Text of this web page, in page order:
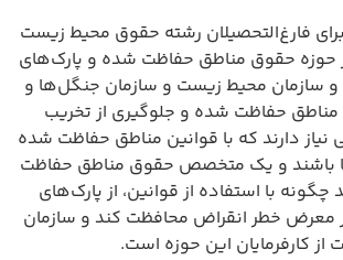
فارغ‌التحصیلان رشته حقوق محیط زیست
حوزه حقوق مناطق حفاظت شده و پارک‌های
سازمان محیط زیست و سازمان جنگل‌ها و
مناطق حفاظت شده و جلوگیری از تخریب
دارند که با قوانین مناطق حفاظت شده
باشند و یک متخصص حقوق مناطق حفاظت
با استفاده از قوانین، از پارک‌های
معرض خطر انقراض محافظت کند و سازمان
کارفرمایان این حوزه است.